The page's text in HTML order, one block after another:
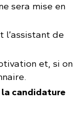
sera mise en
l’assistant de
et, si on
candidature